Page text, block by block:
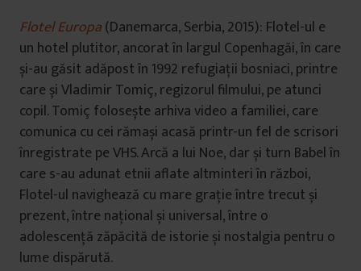
Flotel Europa(Danemarca, Serbia, 2015): Flotel-ul e
un hotel plutitor, ancorat în largul Copenhagăi, în care
și-au găsit adăpost în 1992 refugiații bosniaci, printre
care și Vladimir Tomiç, regizorul filmului, pe atunci
copil. Tomiç folosește arhiva video a familiei, care
comunica cu cei rămași acasă printr-un fel de scrisori
înregistrate pe VHS. Arcă a lui Noe, dar și turn Babel în
care s-au adunat etnii aflate altminteri în război,
Flotel-ul navighează cu mare grație între trecut și
prezent, între național și universal, între o
adolescență zăpăcită de istorie și nostalgia pentru o
lume dispărută.